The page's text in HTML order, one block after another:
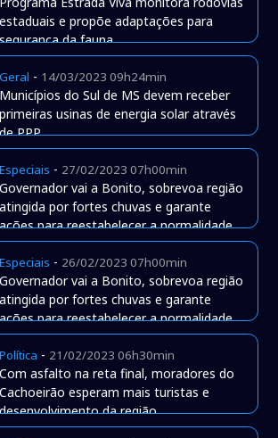
estaduais e propõe adaptações para
segurança da fauna
Geral - 14/03/2023 09h24min
Municípios do Sul de MS devem receber
primeiras usinas de energia solar através
de PPP
Especiais - 27/02/2023 07h00min
Governador vai a Bonito, sobrevoa região
atingida por fortes chuvas e garante
ações para reestabelecer a normalidade
Especiais - 26/02/2023 07h00min
Governador vai a Bonito, sobrevoa região
atingida por fortes chuvas e garante
ações para reestabelecer a normalidade
Política - 21/02/2023 06h30min
Com asfalto na reta final, moradores do
Cachoeirão esperam mais turistas e
desenvolvimento da região